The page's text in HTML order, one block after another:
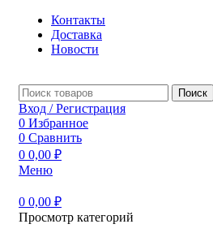
Контакты
Доставка
Новости
Поиск
Вход / Регистрация
0 Избранное
0 Сравнить
0 0,00 ₽
Меню
0 0,00 ₽
Просмотр категорий